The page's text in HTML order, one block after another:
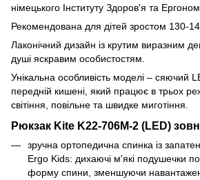
німецького Інституту Здоров'я та
Рекомендована для дітей зростом 130-
Лаконічний дизайн із крутим виразним
душі яскравим особистостям.
Унікальна особливість моделі – сяючий
передній кишені, який працює в трьох
світіння, повільне та швидке миготіння.
Рюкзак Kite K22-706M-2 (LED)
зручна ортопедична спинка із
Ergo Kids: дихаючі м'які подушечки
форму спини, зменшуючи